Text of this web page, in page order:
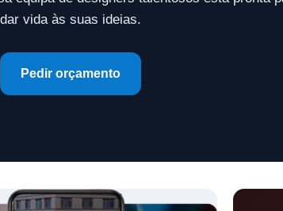
dar vida às suas ideias.
Pedir orçamento